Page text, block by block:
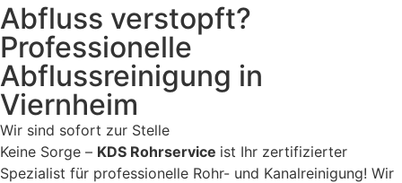
Abfluss verstopft?
Professionelle
Abflussreinigung in
Viernheim
Wir sind sofort zur Stelle
Keine Sorge – KDS Rohrservice ist Ihr zertifizierter
Spezialist für professionelle Rohr- und Kanalreinigung! Wir